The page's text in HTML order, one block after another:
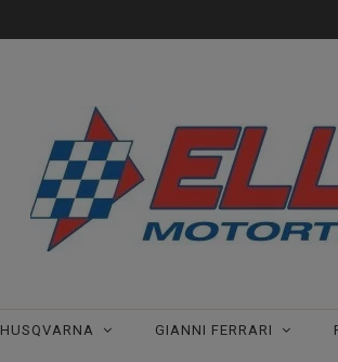
HUSQVARNA GIANNI FERRARI